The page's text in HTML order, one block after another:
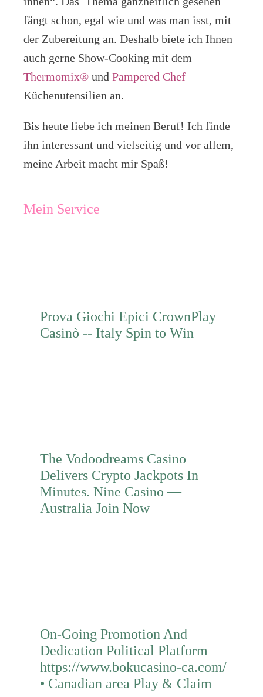
fängt schon, egal wie und was man isst, mit
der Zubereitung an. Deshalb biete ich Ihnen
auch gerne Show-Cooking mit dem
Thermomix® und Pampered Chef
Küchenutensilien an.
Bis heute liebe ich meinen Beruf! Ich finde
ihn interessant und vielseitig und vor allem,
meine Arbeit macht mir Spaß!
Mein Service
Prova Giochi Epici CrownPlay
Casinò -- Italy Spin to Win
The Vodoodreams Casino
Delivers Crypto Jackpots In
Minutes. Nine Casino —
Australia Join Now
On-Going Promotion And
Dedication Political Platform
https://www.bokucasino-ca.com/
• Canadian area Play & Claim